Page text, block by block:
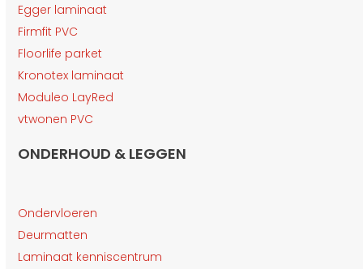
Egger laminaat
Firmfit PVC
Floorlife parket
Kronotex laminaat
Moduleo LayRed
vtwonen PVC
ONDERHOUD & LEGGEN
Ondervloeren
Deurmatten
Laminaat kenniscentrum